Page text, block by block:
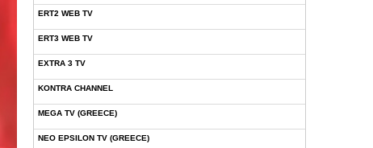
ERT2 WEB TV
ERT3 WEB TV
EXTRA 3 TV
KONTRA CHANNEL
MEGA TV (GREECE)
NEO EPSILON TV (GREECE)